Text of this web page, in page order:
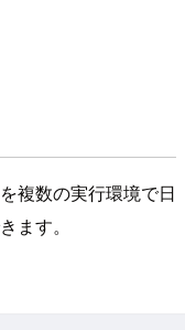
複数の実行環境で日
ます。